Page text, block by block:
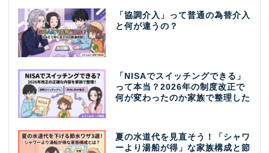
「協調介入」って普通の為替介入
と何が違うの？
「NISAでスイッチングできる」
って本当？2026年の制度改正で
何が変わったのか家族で整理した
夏の水道代を見直そう！「シャワ
ーより湯船が得」な家族構成と節